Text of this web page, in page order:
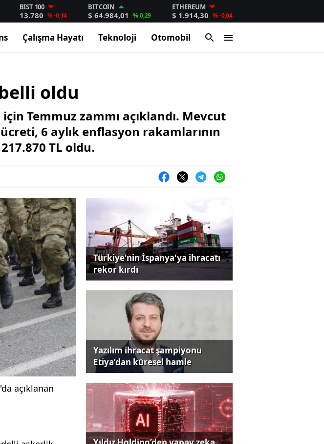
BIST 100
13.780 % -0,14
BITCOIN
$ 64.984,01 % 0,29
ETHEREUM
$ 1.914,30 % -0,04
Çalışma Hayatı Teknoloji Otomobil
oldu
Temmuz zammı açıklandı. Mevcut
6 aylık enflasyon rakamlarının
TL oldu.
açıklanan
Türkiye'nin İspanya'ya ihracatı
rekor kırdı
Yazılım ihracat şampiyonu
Etiya’dan küresel hamle